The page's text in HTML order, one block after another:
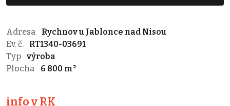
Adresa
Rychnov u Jablonce nad Nisou
Ev. č.
RT1340-03691
Typ výroba
Plocha
6 800 m²
info v RK